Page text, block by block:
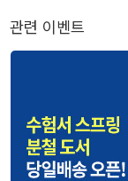
관련 이벤트